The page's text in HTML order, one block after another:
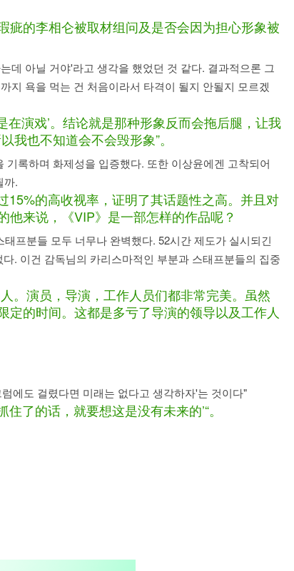
疵的李相仑被取材组问及是否会因为担心形象被
데 아닐 거야'라고 생각을 했었던 것 같다. 결과적으론 그
지 욕을 먹는 건 처음이라서 타격이 될지 안될지 모르겠
演戏’。结论就是那种形象反而会拖后腿，让我
也不知道会不会毁形象”。
록하며 화제성을 입증했다. 또한 이상윤에겐 고착되어
까.
的高收视率，证明了其话题性之高。并且对
他来说，《VIP》是一部怎样的作品呢？
프분들 모두 너무나 완벽했다. 52시간 제도가 실시되긴
. 이건 감독님의 카리스마적인 부분과 스태프분들의 집중
。演员，导演，工作人员们都非常完美。虽然
的时间。这都是多亏了导演的领导以及工作人
에도 걸렸다면 미래는 없다고 생각하자'는 것이다"
了的话，就要想这是没有未来的’“。